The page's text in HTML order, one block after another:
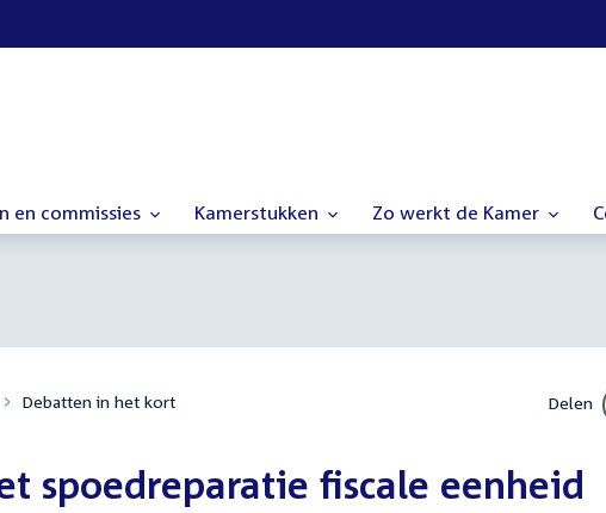
en commissies Kamerstukken Zo werkt de Kamer
Debatten in het kort Delen
spoedreparatie fiscale eenheid